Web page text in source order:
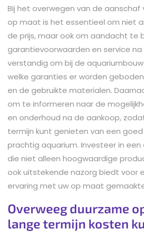
Bij het overwegen van de aanschaf
op maat is het essentieel om niet
de prijs, maar ook om aandacht te
garantievoorwaarden en service na
verstandig om bij de
welke garanties er worden
en de gebruikte materialen.
om te informeren naar de
en onderhoud na de aankoop,
termijn kunt genieten van een
prachtig aquarium. Investeer in
die niet alleen hoogwaardige
ook uitstekende nazorg biedt voor
ervaring met uw op maat
Overweeg duurzame
lange termijn kosten